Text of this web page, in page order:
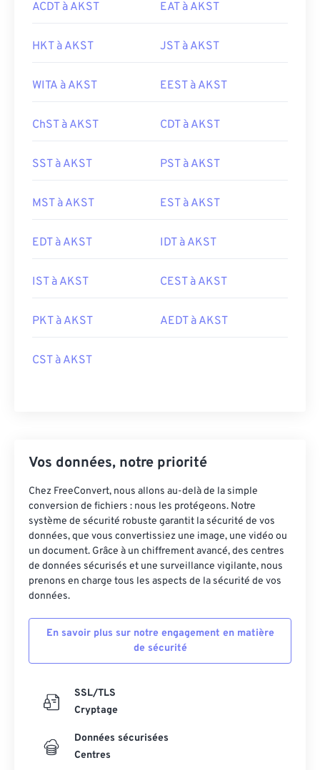
ACDT à AKST EAT à AKST
HKT à AKST JST à AKST
WITA à AKST EEST à AKST
ChST à AKST CDT à AKST
SST à AKST PST à AKST
MST à AKST EST à AKST
EDT à AKST IDT à AKST
IST à AKST CEST à AKST
PKT à AKST AEDT à AKST
CST à AKST
Vos données, notre priorité
Chez FreeConvert, nous allons au-delà de la simple
conversion de fichiers : nous les protégeons. Notre
système de sécurité robuste garantit la sécurité de vos
données, que vous convertissiez une image, une vidéo ou
un document. Grâce à un chiffrement avancé, des centres
de données sécurisés et une surveillance vigilante, nous
prenons en charge tous les aspects de la sécurité de vos
données.
En savoir plus sur notre engagement en matière
de sécurité
SSL/TLS
Cryptage
Données sécurisées
Centres